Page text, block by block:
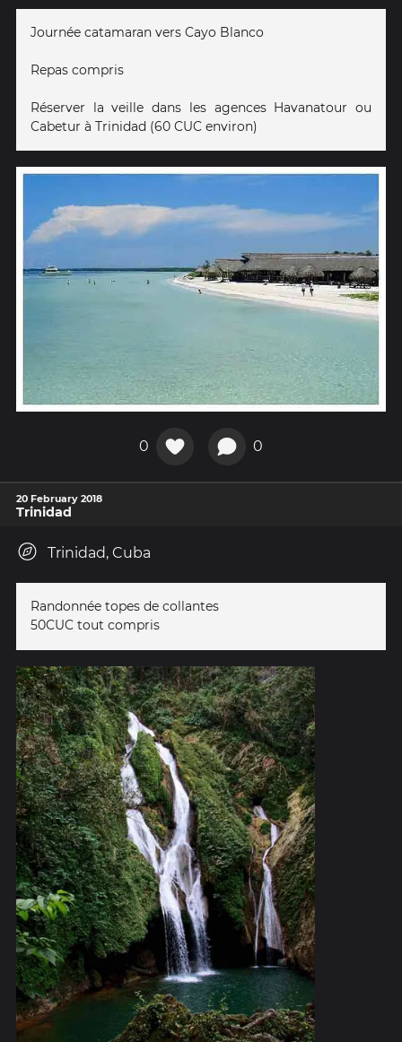
Journée catamaran vers Cayo Blanco
Repas compris
Réserver la veille dans les agences Havanatour ou
Cabetur à Trinidad (60 CUC environ)
0 0
20 February 2018
Trinidad
Trinidad, Cuba
Randonnée topes de collantes
50CUC tout compris